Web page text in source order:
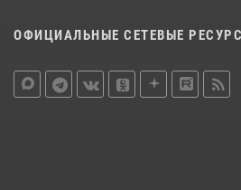
ОФИЦИАЛЬНЫЕ СЕТЕВЫЕ